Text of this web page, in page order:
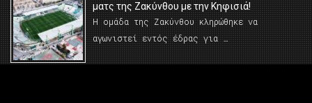
ματς της Ζακύνθου με την Κηφισιά!
Η ομάδα της Ζακύνθου κληρώθηκε να
αγωνιστεί εντός έδρας για …